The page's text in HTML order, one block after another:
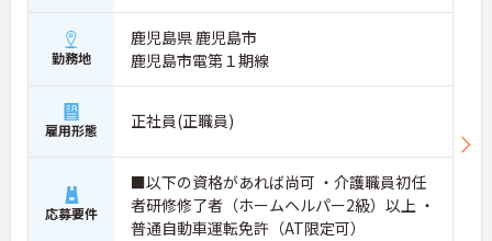
勤務地
鹿児島県 鹿児島市
鹿児島市電第１期線
雇用形態 正社員(正職員)
応募要件
■以下の資格があれば尚可 ・介護職員初任
者研修修了者（ホームヘルパー2級）以上 ・
普通自動車運転免許（AT限定可）